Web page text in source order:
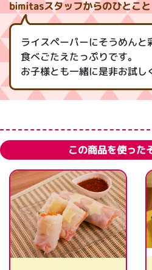
bimitasスタッフからのひとこと
ライスペーパーにそうめんと
食べごたえたっぷりです。
お子様とも一緒に是非お試
この商品を使った